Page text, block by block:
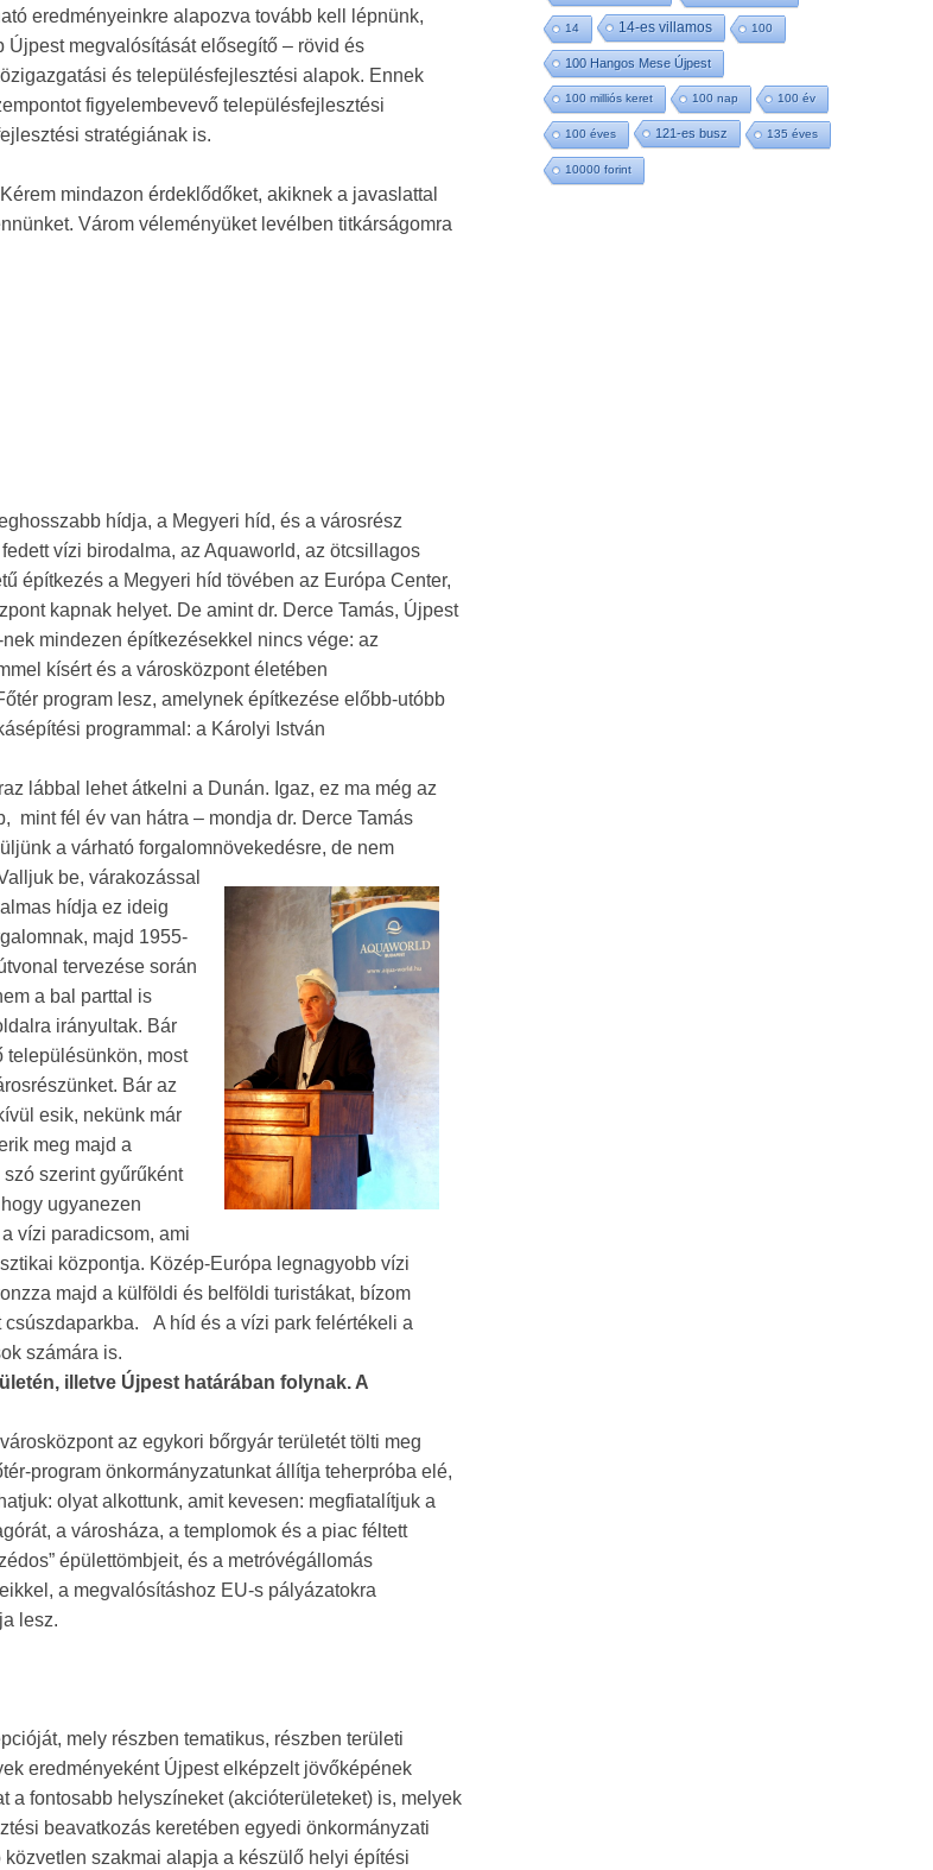
eredményeinkre alapozva tovább kell lépnünk,
Újpest megvalósítását elősegítő – rövid és
és településfejlesztési alapok. Ennek
figyelembevevő településfejlesztési
stratégiának is.
mindazon érdeklődőket, akiknek a javaslattal
Várom véleményüket levélben titkárságomra
hídja, a Megyeri híd, és a városrész
vízi birodalma, az Aquaworld, az ötcsillagos
építkezés a Megyeri híd tövében az Európa Center,
kapnak helyet. De amint dr. Derce Tamás, Újpest
mindezen építkezésekkel nincs vége: az
kísért és a városközpont életében
program lesz, amelynek építkezése előbb-utóbb
programmal: a Károlyi István
lábbal lehet átkelni a Dunán. Igaz, ez ma még az
mint fél év van hátra – mondja dr. Derce Tamás
a várható forgalomnövekedésre, de nem
be, várakozással
hídja ez ideig
majd 1955-
tervezése során
a bal parttal is
irányultak. Bár
településünkön, most
Bár az
esik, nekünk már
meg majd a
szerint gyűrűként
ugyanezen
vízi paradicsom, ami
központja. Közép-Európa legnagyobb vízi
majd a külföldi és belföldi turistákat, bízom
A híd és a vízi park felértékeli a
számára is.
illetve Újpest határában folynak. A
az egykori bőrgyár területét tölti meg
program önkormányzatunkat állítja teherpróba elé,
olyat alkottunk, amit kevesen: megfiatalítjuk a
a városháza, a templomok és a piac féltett
épülettömbjeit, és a metróvégállomás
a megvalósításhoz EU-s pályázatokra
lesz.
mely részben tematikus, részben területi
eredményeként Újpest elképzelt jövőképének
a fontosabb helyszíneket (akcióterületeket) is, melyek
beavatkozás keretében egyedi önkormányzati
szakmai alapja a készülő helyi építési
14 14-es villamos 100
100 Hangos Mese Újpest
100 milliós keret 100 nap 100 év
100 éves 121-es busz 135 éves
10000 forint